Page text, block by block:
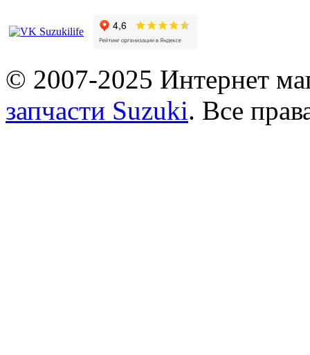
© 2007-2025 Интернет
запчасти Suzuki. Все